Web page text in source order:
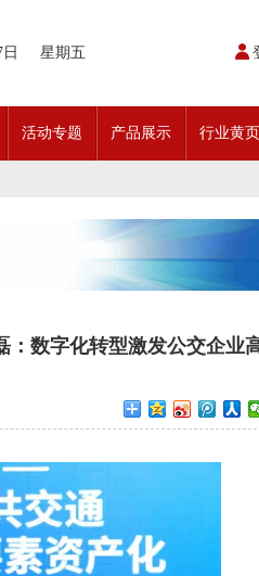
星期五
活动专题 产品展示 行业黄页
业经验交流会在通顺利召开
布全新企业文化理念体系
：数字化转型激发公交企业